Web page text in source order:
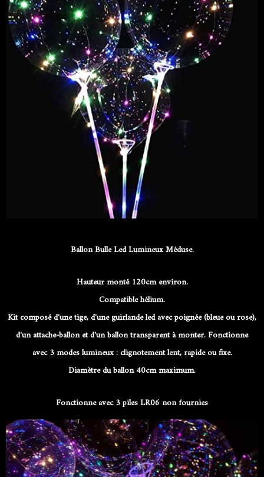
Ballon Bulle Led Lumineux Méduse.
Hauteur monté 120cm environ.
Compatible hélium.
Kit composé d'une tige, d'une guirlande led avec poignée (bleue ou rose),
d'un attache-ballon et d'un ballon transparent à monter. Fonctionne
avec 3 modes lumineux : clignotement lent, rapide ou fixe.
Diamètre du ballon 40cm maximum.
Fonctionne avec 3 piles LR06 non fournies